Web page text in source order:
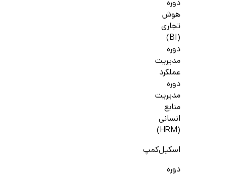
دوره
هوش
تجاری
(BI)
دوره
مدیریت
عملکرد
دوره
مدیریت
منابع
انسانی
(HRM)
اسکیل‌کمپ
دوره